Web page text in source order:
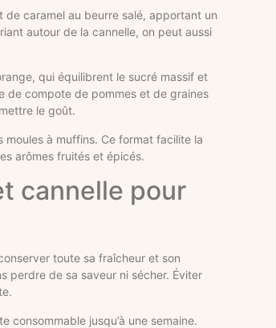
caramel au beurre salé, apportant un
autour de la cannelle, on peut aussi
qui équilibrent le sucré massif et
de compote de pommes et de graines
le goût.
à muffins. Ce format facilite la
arômes fruités et épicés.
cannelle pour
toute sa fraîcheur et son
perdre de sa saveur ni sécher. Éviter
jusqu’à une semaine.